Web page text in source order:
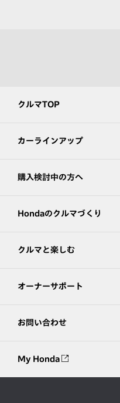
クルマTOP
カーラインアップ
購入検討中の方へ
Hondaのクルマづくり
クルマと楽しむ
オーナーサポート
お問い合わせ
My Honda